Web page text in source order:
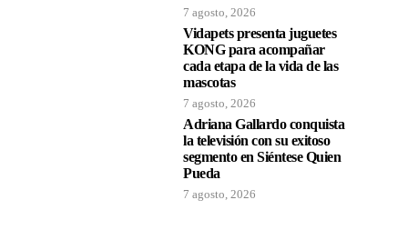
7 agosto, 2026
Vidapets presenta juguetes
KONG para acompañar
cada etapa de la vida de las
mascotas
7 agosto, 2026
Adriana Gallardo conquista
la televisión con su exitoso
segmento en Siéntese Quien
Pueda
7 agosto, 2026